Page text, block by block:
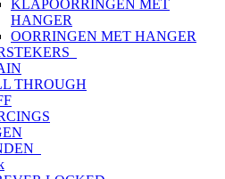
KLAPOORRINGEN MET
HANGER
OORRINGEN MET HANGER
THROUGH